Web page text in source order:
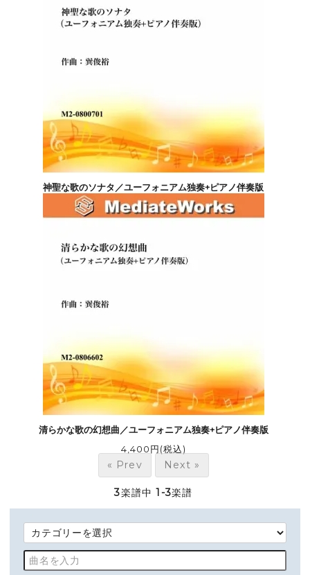
神聖な歌のソナタ／ユーフォニアム独奏+ピアノ伴奏版
4,400円(税込)
清らかな歌の幻想曲／ユーフォニアム独奏+ピアノ伴奏版
4,400円(税込)
« Prev Next »
3楽譜中 1-3楽譜